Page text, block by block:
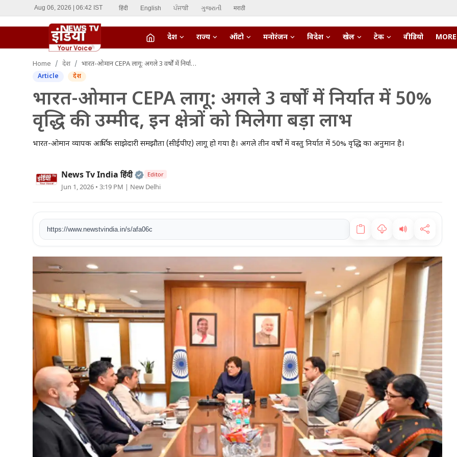
Aug 06, 2026 | 06:42 IST हिंदी English ਪੰਜਾਬੀ ગુજરાતી मराठी
देश राज्य ऑटो मनोरंजन विदेश खेल टेक वीडियो MORE
LIVE TV
लाइफस्टाइल
Home देश भारत-ओमान CEPA लागू: अगले 3 वर्षों में निर्यात में 50% वृद्धि की उम्मीद, इन क्षेत्रों को मिलेगा बड़ा लाभ
Article देश
भारत-ओमान CEPA लागू: अगले 3 वर्षों में निर्यात में 50%
वृद्धि की उम्मीद, इन क्षेत्रों को मिलेगा बड़ा लाभ
भारत-ओमान व्यापक आर्थिक साझेदारी समझौता (सीईपीए) लागू हो गया है। अगले तीन वर्षों में वस्तु निर्यात में 50% वृद्धि का अनुमान है।
News Tv India हिंदी Official | Verified Expert • 27 Mar, 2026
Editor
Jun 1, 2026 • 3:19 PM | New Delhi
https://www.newstvindia.in/s/afa06c